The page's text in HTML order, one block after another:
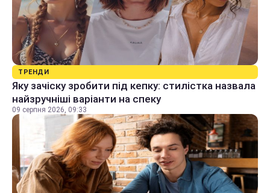
ТРЕНДИ
Яку зачіску зробити під кепку: стилістка назвала
найзручніші варіанти на спеку
09 серпня 2026, 09:33